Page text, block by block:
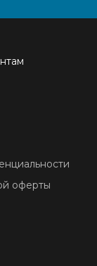
оферты